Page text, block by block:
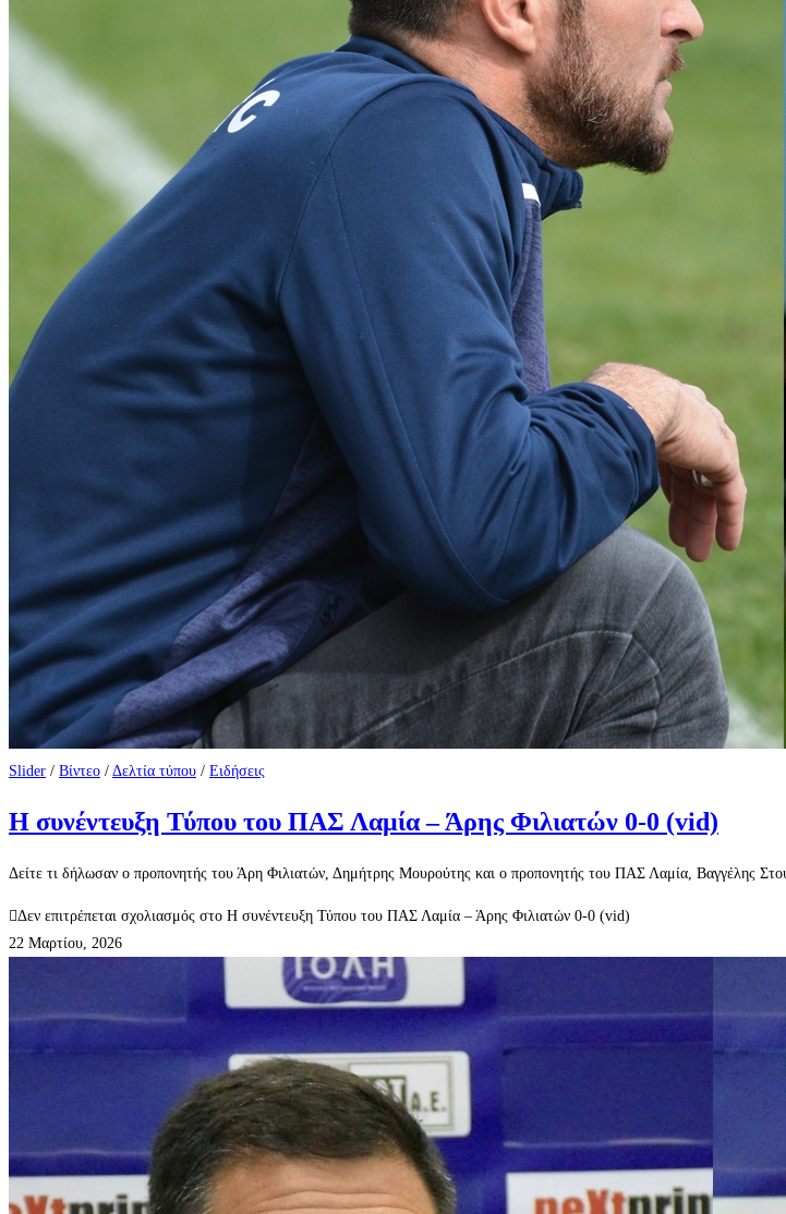
Slider / Βίντεο / Δελτία τύπου / Ειδήσεις
Η συνέντευξη Τύπου του ΠΑΣ Λαμία – Άρης Φιλιατών 0-0 (vid)
Δείτε τι δήλωσαν ο προπονητής του Άρη Φιλιατών, Δημήτρης Μουρούτης και ο προπονητής του ΠΑΣ Λαμία, Βαγγέλης
Δεν επιτρέπεται σχολιασμός στο Η συνέντευξη Τύπου του ΠΑΣ Λαμία – Άρης Φιλιατών 0-0 (vid)
22 Μαρτίου, 2026